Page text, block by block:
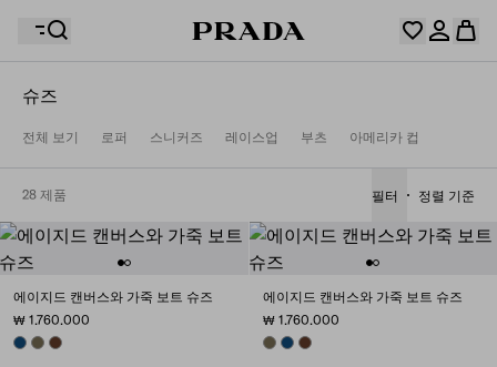
장바구니가 비어 있습니다.
장바구니가 비어 있습니다.
개인 계정으로 로그인하거나 가입하세요.
위시리스트가 비어 있습니다. 컬렉션을 살펴보고 마음에
슈즈
전체 보기 로퍼 스니커즈 레이스업 부츠 아메리카 컵
28 제품 필터 정렬 기준
에이지드 캔버스와 가죽 보트 슈즈
₩ 1.760.000
BALTIC BLUE
FOREST GREEN
TOBACCO
에이지드 캔버스와 가죽 보트 슈즈
₩ 1.760.000
FOREST GREEN
BALTIC BLUE
TOBACCO